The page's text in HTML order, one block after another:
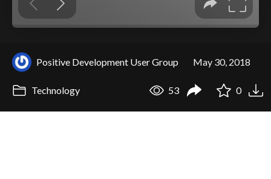
Positive Development User Group May 30, 2018
Technology 53 0